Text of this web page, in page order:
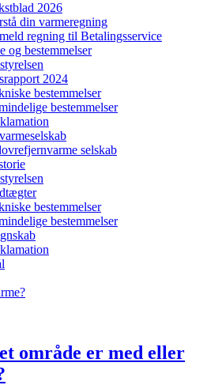
2026
din varmeregning
regning til Betalingsservice
og bestemmelser
2024
bestemmelser
bestemmelser
selskab
bestemmelser
bestemmelser
område er med eller